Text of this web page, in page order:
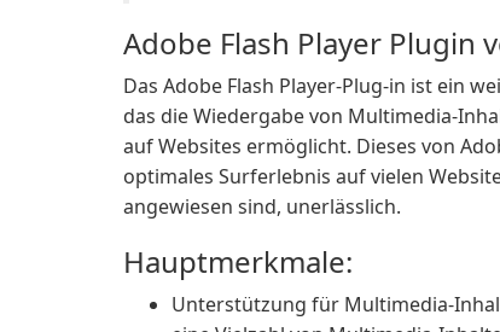
Adobe Flash Player Plugin
Das Adobe Flash Player-Plug-in ist ein
das die Wiedergabe von Multimedia-
auf Websites ermöglicht. Dieses von
optimales Surferlebnis auf vielen
angewiesen sind, unerlässlich.
Hauptmerkmale:
Unterstützung für Multimedia-